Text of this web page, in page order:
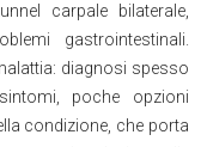
carpale bilaterale,
gastrointestinali.
diagnosi spesso
poche opzioni
condizione, che porta